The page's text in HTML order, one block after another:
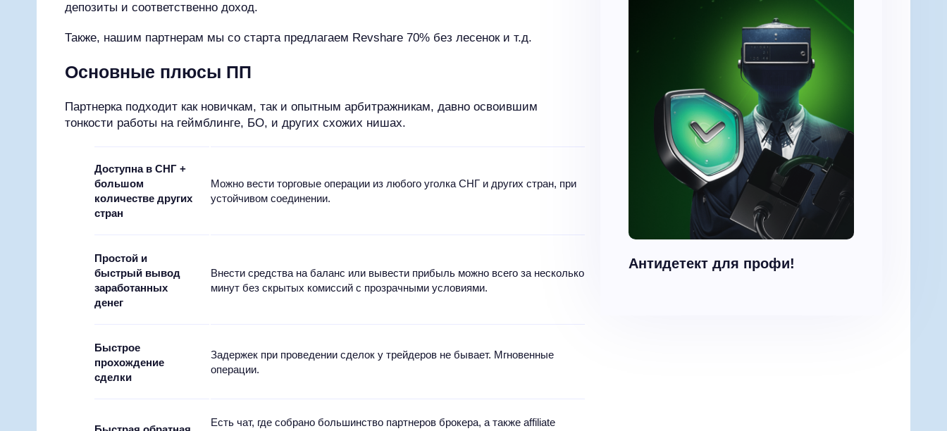
депозиты и соответственно доход.
Также, нашим партнерам мы со старта предлагаем Revshare 70% без лесенок и т.д.
Основные плюсы ПП
Партнерка подходит как новичкам, так и опытным арбитражникам, давно освоившим
тонкости работы на геймблинге, БО, и других схожих нишах.
Доступна в СНГ +
большом
количестве других
стран
Можно вести торговые операции из любого уголка СНГ и других стран, при
устойчивом соединении.
Простой и
быстрый вывод
заработанных
денег
Внести средства на баланс или вывести прибыль можно всего за несколько
минут без скрытых комиссий с прозрачными условиями.
Быстрое
прохождение
сделки
Задержек при проведении сделок у трейдеров не бывает. Мгновенные
операции.
Есть чат, где собрано большинство партнеров брокера, а также affiliate
Антидетект для профи!